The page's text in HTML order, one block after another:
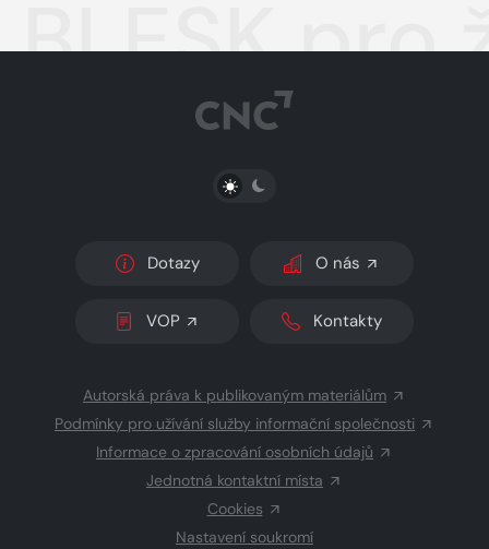
BLESK
PŘEPNOUT SVĚTLÝ/TMAVÝ REŽIM
Dotazy O nás
VOP Kontakty
Autorská práva k publikovaným materiálům
Podmínky pro užívání služby informační společnosti
Informace o zpracování osobních údajů
Jednotná kontaktní místa
Cookies
Nastavení soukromí